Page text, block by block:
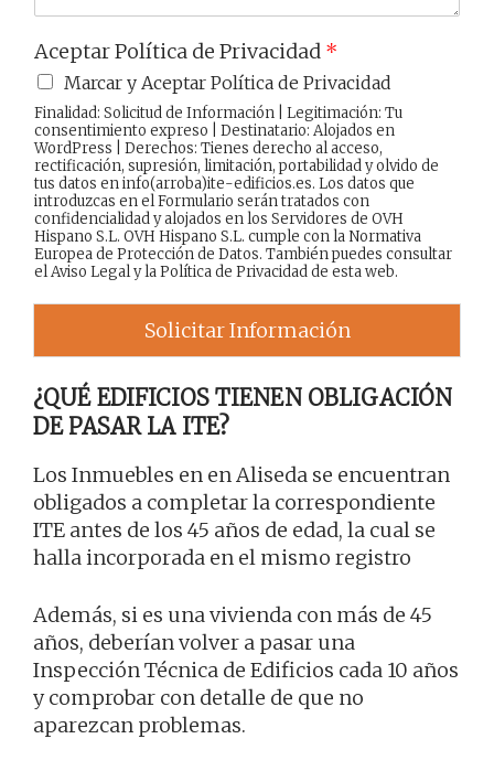
Aceptar Política de Privacidad *
Marcar y Aceptar Política de Privacidad
Finalidad: Solicitud de Información | Legitimación: Tu
consentimiento expreso | Destinatario: Alojados en
WordPress | Derechos: Tienes derecho al acceso,
rectificación, supresión, limitación, portabilidad y olvido de
tus datos en info(arroba)ite-edificios.es. Los datos que
introduzcas en el Formulario serán tratados con
confidencialidad y alojados en los Servidores de OVH
Hispano S.L. OVH Hispano S.L. cumple con la Normativa
Europea de Protección de Datos. También puedes consultar
elAviso Legaly laPolítica de Privacidadde esta web.
Solicitar Información
¿QUÉ EDIFICIOS TIENEN OBLIGACIÓN
DE PASAR LA ITE?
Los Inmuebles en en Aliseda se encuentran
obligados a completar la correspondiente
ITE antes de los 45 años de edad, la cual se
halla incorporada en el mismo registro
Además, si es una vivienda con más de 45
años, deberían volver a pasar una
Inspección Técnica de Edificios cada 10 años
y comprobar con detalle de que no
aparezcan problemas.